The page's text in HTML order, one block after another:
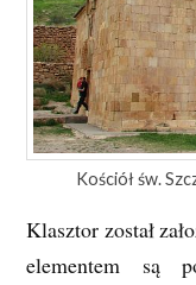
Kościół św.
Klasztor został
elementem są